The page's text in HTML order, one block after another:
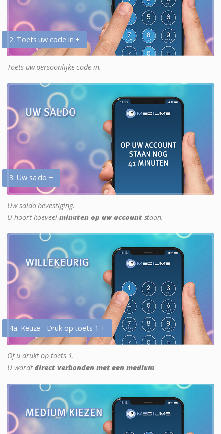
2. Toets uw code in +
Toets uw persoonlijke code in.
3. Uw saldo +
Uw saldo bevestiging.
U hoort hoeveel minuten op uw account staan.
4a. Keuze - Druk op toets 1 +
Of u drukt op toets 1.
U wordt direct verbonden met een medium